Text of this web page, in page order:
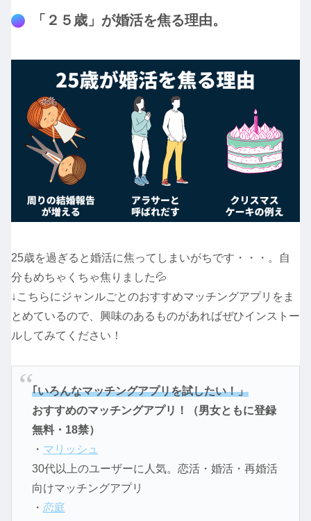
「２５歳」が婚活を焦る理由。
25歳を過ぎると婚活に焦ってしまいがちです・・・。自
分もめちゃくちゃ焦りました💦
↓こちらにジャンルごとのおすすめマッチングアプリをま
とめているので、興味のあるものがあればぜひインストー
ルしてみてください！
｢いろんなマッチングアプリを試したい！」
おすすめのマッチングアプリ！（男女ともに登録
無料・18禁）
・ マリッシュ
30代以上のユーザーに人気。恋活・婚活・再婚活
向けマッチングアプリ
・ 恋庭